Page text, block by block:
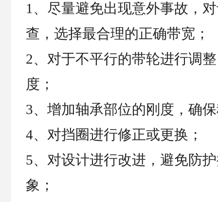
1、尽量避免出现意外事故，
查，选择最合理的正确带宽；
2、对于不平行的带轮进行调
度；
3、增加轴承部位的刚度，确
4、对挡圈进行修正或更换；
5、对设计进行改进，避免防
象；